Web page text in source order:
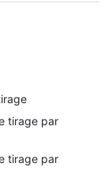
tirage par
tirage par